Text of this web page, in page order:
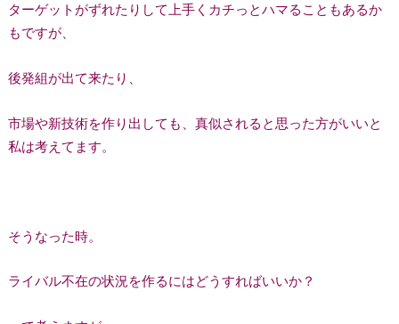
ターゲットがずれたりして上手くカチっとハマることもあるか
もですが、
後発組が出て来たり、
市場や新技術を作り出しても、真似されると思った方がいいと
私は考えてます。
そうなった時。
ライバル不在の状況を作るにはどうすればいいか？